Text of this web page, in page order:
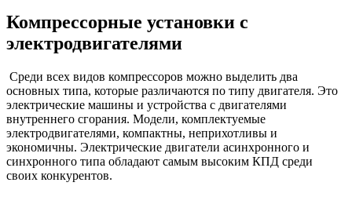
Компрессорные установки с
электродвигателями
Среди всех видов компрессоров можно выделить два
основных типа, которые различаются по типу двигателя. Это
электрические машины и устройства с двигателями
внутреннего сгорания. Модели, комплектуемые
электродвигателями, компактны, неприхотливы и
экономичны. Электрические двигатели асинхронного и
синхронного типа обладают самым высоким КПД среди
своих конкурентов.